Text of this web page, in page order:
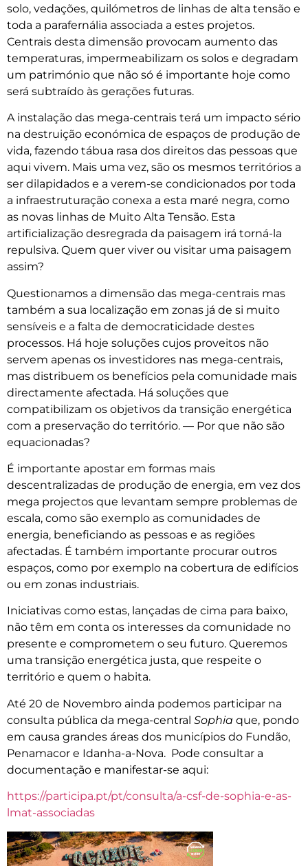
solo, vedações, quilómetros de linhas de alta tensão e
toda a parafernália associada a estes projetos.
Centrais desta dimensão provocam aumento das
temperaturas, impermeabilizam os solos e degradam
um património que não só é importante hoje como
será subtraído às gerações futuras.
A instalação das mega-centrais terá um impacto sério
na destruição económica de espaços de produção de
vida, fazendo tábua rasa dos direitos das pessoas que
aqui vivem. Mais uma vez, são os mesmos territórios a
ser dilapidados e a verem-se condicionados por toda
a infraestruturação conexa a esta maré negra, como
as novas linhas de Muito Alta Tensão. Esta
artificialização desregrada da paisagem irá torná-la
repulsiva. Quem quer viver ou visitar uma paisagem
assim?
Questionamos a dimensão das mega-centrais mas
também a sua localização em zonas já de si muito
sensíveis e a falta de democraticidade destes
processos. Há hoje soluções cujos proveitos não
servem apenas os investidores nas mega-centrais,
mas distribuem os benefícios pela comunidade mais
directamente afectada. Há soluções que
compatibilizam os objetivos da transição energética
com a preservação do território. — Por que não são
equacionadas?
É importante apostar em formas mais
descentralizadas de produção de energia, em vez dos
mega projectos que levantam sempre problemas de
escala, como são exemplo as comunidades de
energia, beneficiando as pessoas e as regiões
afectadas. É também importante procurar outros
espaços, como por exemplo na cobertura de edifícios
ou em zonas industriais.
Iniciativas como estas, lançadas de cima para baixo,
não têm em conta os interesses da comunidade no
presente e comprometem o seu futuro. Queremos
uma transição energética justa, que respeite o
território e quem o habita.
Até 20 de Novembro ainda podemos participar na
consulta pública da mega-central Sophia que, pondo
em causa grandes áreas dos municípios do Fundão,
Penamacor e Idanha-a-Nova. Pode consultar a
documentação e manifestar-se aqui:
https://participa.pt/pt/consulta/a-csf-de-sophia-e-as-
lmat-associadas